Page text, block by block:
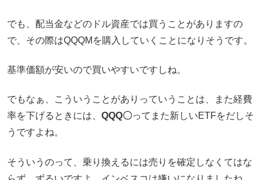
でも、配当金などのドル資産では買うことがありますの
で、その際はQQQMを購入していくことになりそうです。
基準価額が安いので買いやすいですしね。
でもなぁ、こういうことがありっていうことは、また経費
率を下げるときには、 QQQ〇ってまた新しいETFをだしそ
うですよね。
そういうのって、乗り換えるには売りを確定しなくてはな